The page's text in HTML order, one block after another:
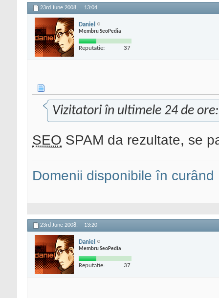
23rd June 2008, 13:04
Daniel
Membru SeoPedia
Reputatie: 37
Vizitatori în ultimele 24 de
SEO SPAM da rezultate, se
Domenii disponibile în curând
23rd June 2008, 13:20
Daniel
Membru SeoPedia
Reputatie: 37